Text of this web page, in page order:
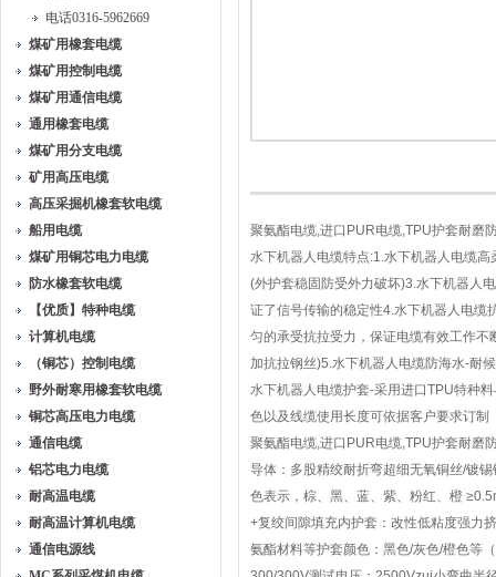
电话0316-5962669
煤矿用橡套电缆
煤矿用控制电缆
煤矿用通信电缆
通用橡套电缆
煤矿用分支电缆
矿用高压电缆
高压采掘机橡套软电缆
船用电缆
煤矿用铜芯电力电缆
防水橡套软电缆
【优质】特种电缆
计算机电缆
（铜芯）控制电缆
野外耐寒用橡套软电缆
铜芯高压电力电缆
通信电缆
铝芯电力电缆
耐高温电缆
耐高温计算机电缆
通信电源线
聚氨酯电缆,进口PUR电缆,TPU护套耐磨
水下机器人电缆特点:1.水下机器人电缆
(外护套稳固防受外力破坏)3.水下机器人
证了信号传输的稳定性4.水下机器人电缆
匀的承受抗拉受力，保证电缆有效工作
加抗拉钢丝)5.水下机器人电缆防海水-耐
水下机器人电缆护套-采用进口TPU特种
色以及线缆使用长度可依据客户要求订制
聚氨酯电缆,进口PUR电缆,TPU护套耐磨
导体：多股精绞耐折弯超细无氧铜丝/镀
色表示，棕、黑、蓝、紫、粉红、橙
+复绞间隙填充内护套：改性低粘度强力
氨酯材料等护套颜色：黑色/灰色/橙色等